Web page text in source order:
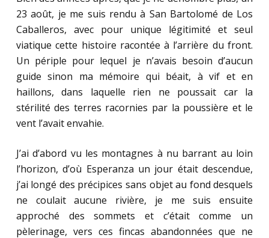
23 août, je me suis rendu à San Bartolomé de Los
Caballeros, avec pour unique légitimité et seul
viatique cette histoire racontée à l’arrière du front.
Un périple pour lequel je n’avais besoin d’aucun
guide sinon ma mémoire qui béait, à vif et en
haillons, dans laquelle rien ne poussait car la
stérilité des terres racornies par la poussière et le
vent l’avait envahie.
J’ai d’abord vu les montagnes à nu barrant au loin
l’horizon, d’où Esperanza un jour était descendue,
j’ai longé des précipices sans objet au fond desquels
ne coulait aucune rivière, je me suis ensuite
approché des sommets et c’était comme un
pèlerinage, vers ces fincas abandonnées que ne